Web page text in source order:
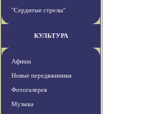
"Сердитые стрелы"
КУЛЬТУРА
Афиша
Новые передвжиники
Фотогалерея
Музыка